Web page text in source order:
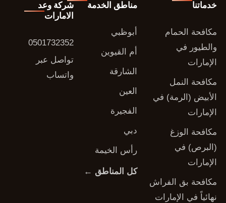
خدماتنا
مكافحة الحمام
والطيور في
الإمارات
مكافحة النمل
الأبيض (الرمة) في
الإمارات
مكافحة الوزغ
(البرص) في
الإمارات
مكافحة بق الفراش
نهائياً في الإمارات
مناطق الخدمة
أبوظبي
أم القيوين
الشارقة
العين
الفجيرة
دبي
رأس الخيمة
كل المناطق ←
شركة وعد
الامارات
0501732352
تواصل عبر
واتساب